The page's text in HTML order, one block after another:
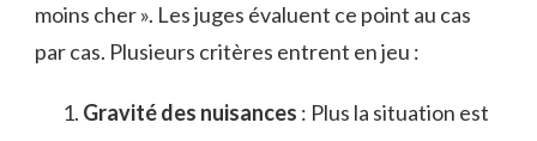
moins cher ». Les juges évaluent ce point au cas
par cas. Plusieurs critères entrent en jeu :
Gravité des nuisances : Plus la situation est